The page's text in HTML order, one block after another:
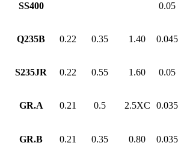
SS400 0.05
Q235B 0.22 0.35 1.40 0.045
S235JR 0.22 0.55 1.60 0.05
GR.A 0.21 0.5 2.5XC 0.035
GR.B 0.21 0.35 0.80 0.035